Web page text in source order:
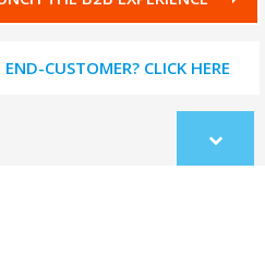
CUSTOMER? CLICK HERE
Scroll
to